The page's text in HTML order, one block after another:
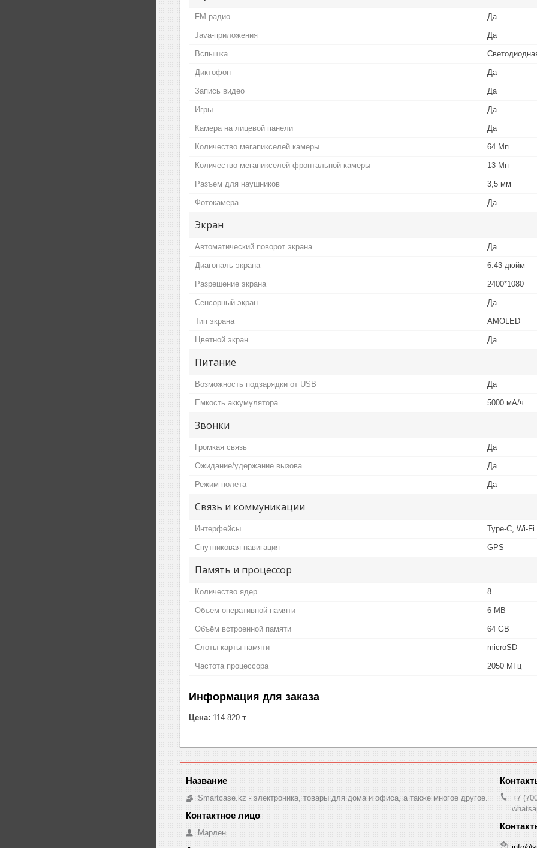
FM-радио Да
Java-приложения Да
Вспышка
Диктофон Да
Запись видео Да
Игры Да
Камера на лицевой панели Да
Количество мегапикселей камеры 64 Мп
Количество мегапикселей фронтальной камеры 13 Мп
Разъем для наушников 3,5 мм
Фотокамера Да
Экран
Автоматический поворот экрана Да
Диагональ экрана 6.43 дюйм
Разрешение экрана 2400*1080
Сенсорный экран Да
Тип экрана AMOLED
Цветной экран Да
Питание
Возможность подзарядки от USB Да
Емкость аккумулятора 5000 мА/ч
Звонки
Громкая связь Да
Ожидание/удержание вызова Да
Режим полета Да
Связь и коммуникации
Интерфейсы Type-C, Wi-
Спутниковая навигация GPS
Память и процессор
Количество ядер 8
Объем оперативной памяти 6 MB
Объём встроенной памяти 64 GB
Слоты карты памяти microSD
Частота процессора 2050 МГц
Информация для заказа
Цена: 114 820 ₸
Smartcase.kz - электроника, товары для дома и офиса, а также многое другое.
Марлен
+7